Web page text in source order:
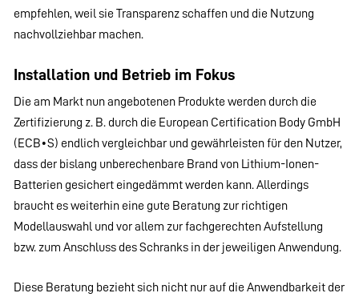
empfehlen, weil sie Transparenz schaffen und die Nutzung
nachvollziehbar machen.
Installation und Betrieb im Fokus
Die am Markt nun angebotenen Produkte werden durch die
Zertifizierung z. B. durch die European Certification Body GmbH
(ECB•S) endlich vergleichbar und gewährleisten für den Nutzer,
dass der bislang unberechenbare Brand von Lithium-Ionen-
Batterien gesichert eingedämmt werden kann. Allerdings
braucht es weiterhin eine gute Beratung zur richtigen
Modellauswahl und vor allem zur fachgerechten Aufstellung
bzw. zum Anschluss des Schranks in der jeweiligen Anwendung.
Diese Beratung bezieht sich nicht nur auf die Anwendbarkeit der